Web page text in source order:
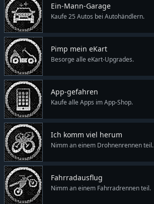
Ein-Mann-Garage
Kaufe 25 Autos bei Autohändlern.
Pimp mein eKart
Besorge alle eKart-Upgrades.
App-gefahren
Kaufe alle Apps im App-Shop.
Ich komm viel herum
Nimm an einem Drohnenrennen teil.
Fahrradausflug
Nimm an einem Fahrradrennen teil.